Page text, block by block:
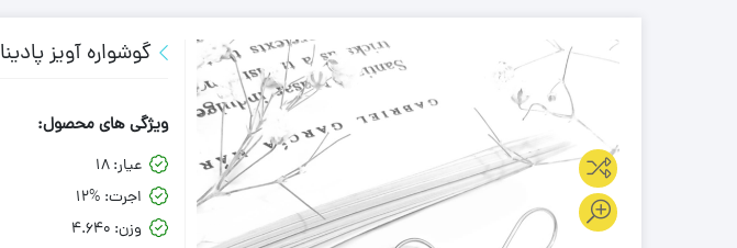
گوشواره آویز پادینا
ویژگی های محصول:
عیار: 18
اجرت: 12%
وزن: 4.640